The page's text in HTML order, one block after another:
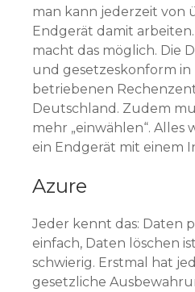
man kann jederzeit von
Endgerät damit
macht das möglich. Die
und gesetzeskonform in
betriebenen
Deutschland. Zudem
mehr „einwählen“. Alles
ein Endgerät mit einem
Azure
Jeder kennt das: Daten
einfach, Daten löschen
schwierig. Erstmal hat
gesetzliche